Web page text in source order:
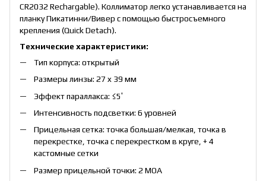
CR2032 Rechargable). Коллиматор легко устанавливается на
планку Пикатинни/Вивер с помощью быстросъемного
крепления (Quick Detach).
Технические характеристики:
Тип корпуса: открытый
Размеры линзы: 27 x 39 мм
Эффект параллакса: ≤5′
Интенсивность подсветки: 6 уровней
Прицельная сетка: точка большая/мелкая, точка в
перекрестке, точка с перекрестком в круге, + 4
кастомные сетки
Размер прицельной точки: 2 MOA